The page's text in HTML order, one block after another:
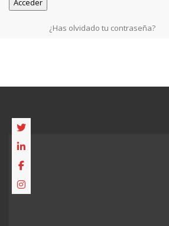
¿Has olvidado tu contraseña?